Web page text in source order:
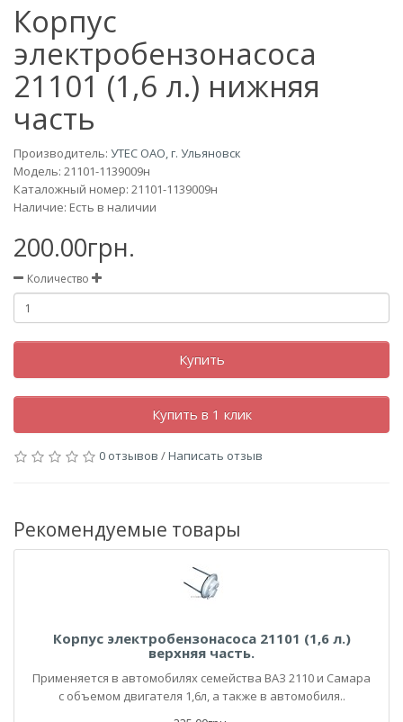
Корпус
электробензонасоса
21101 (1,6 л.) нижняя
часть
Производитель: УТЕС ОАО, г. Ульяновск
Модель: 21101-1139009н
Каталожный номер: 21101-1139009н
Наличие: Есть в наличии
200.00грн.
Количество
Купить
Купить в 1 клик
0 отзывов /Написать отзыв
Рекомендуемые товары
Корпус электробензонасоса 21101 (1,6 л.)
верхняя часть.
Применяется в автомобилях семейства ВАЗ 2110 и Самара
с объемом двигателя 1,6л, а также в автомобиля..